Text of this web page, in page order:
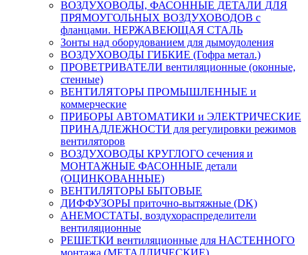
ВОЗДУХОВОДЫ, ФАСОННЫЕ ДЕТАЛИ ДЛЯ
ПРЯМОУГОЛЬНЫХ ВОЗДУХОВОДОВ с
фланцами. НЕРЖАВЕЮЩАЯ СТАЛЬ
Зонты над оборудованием для дымоудоления
ВОЗДУХОВОДЫ ГИБКИЕ (Гофра метал.)
ПРОВЕТРИВАТЕЛИ вентиляционные (оконные,
стенные)
ВЕНТИЛЯТОРЫ ПРОМЫШЛЕННЫЕ и
коммерческие
ПРИБОРЫ АВТОМАТИКИ и ЭЛЕКТРИЧЕСКИЕ
ПРИНАДЛЕЖНОСТИ для регулировки режимов
вентиляторов
ВОЗДУХОВОДЫ КРУГЛОГО сечения и
МОНТАЖНЫЕ ФАСОННЫЕ детали
(ОЦИНКОВАННЫЕ)
ВЕНТИЛЯТОРЫ БЫТОВЫЕ
ДИФФУЗОРЫ приточно-вытяжные (DK)
АНЕМОСТАТЫ, воздухораспределители
вентиляционные
РЕШЕТКИ вентиляционные для НАСТЕННОГО
монтажа (МЕТАЛЛИЧЕСКИЕ)